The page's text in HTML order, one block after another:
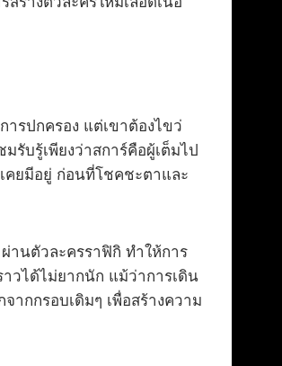
ารปกครอง แต่เขาต้องไขว่
บรู้เพียงว่าสการ์คือผู้เต็มไป
คยมีอยู่ ก่อนที่โชคชะตาและ
ผ่านตัวละครราฟิกิ ทำให้การ
าวได้ไม่ยากนัก แม้ว่าการเดิน
ากกรอบเดิมๆ เพื่อสร้างความ